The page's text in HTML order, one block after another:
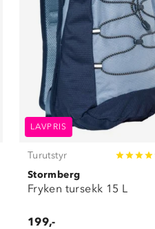
LAVPRIS
Turutstyr
Stormberg
Fryken tursekk 15 L
199,-